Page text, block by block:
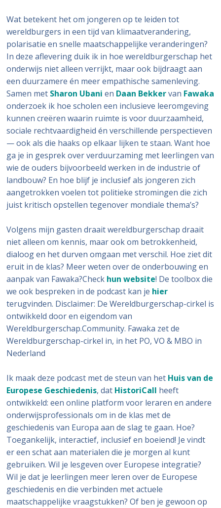
Wat betekent het om jongeren op te leiden tot
wereldburgers in een tijd van klimaatverandering,
polarisatie en snelle maatschappelijke veranderingen?
In deze aflevering duik ik in hoe wereldburgerschap het
onderwijs niet alleen verrijkt, maar ook bijdraagt aan
een duurzamere én meer empathische samenleving.
Samen met Sharon Ubanien Daan Bekkervan Fawaka
onderzoek ik hoe scholen een inclusieve leeromgeving
kunnen creëren waarin ruimte is voor duurzaamheid,
sociale rechtvaardigheid én verschillende perspectieven
— ook als die haaks op elkaar lijken te staan. Want hoe
ga je in gesprek over verduurzaming met leerlingen van
wie de ouders bijvoorbeeld werken in de industrie of
landbouw? En hoe blijf je inclusief als jongeren zich
aangetrokken voelen tot politieke stromingen die zich
juist kritisch opstellen tegenover mondiale thema’s?
Volgens mijn gasten draait wereldburgerschap draait
niet alleen om kennis, maar ook om betrokkenheid,
dialoog en het durven omgaan met verschil. Hoe ziet dit
eruit in de klas? Meer weten over de onderbouwing en
aanpak van Fawaka?Check hun website! De toolbox die
we ook bespreken in de podcast kan je hier
terugvinden. Disclaimer: De Wereldburgerschap-cirkel is
ontwikkeld door en eigendom van
Wereldburgerschap.Community. Fawaka zet de
Wereldburgerschap-cirkel in, in het PO, VO & MBO in
Nederland
Ik maak deze podcast met de steun van het Huis van de
Europese Geschiedenis, dat HistoriCall heeft
ontwikkeld: een online platform voor leraren en andere
onderwijsprofessionals om in de klas met de
geschiedenis van Europa aan de slag te gaan. Hoe?
Toegankelijk, interactief, inclusief en boeiend! Je vindt
er een schat aan materialen die je morgen al kunt
gebruiken. Wil je lesgeven over Europese integratie?
Wil je dat je leerlingen meer leren over de Europese
geschiedenis en die verbinden met actuele
maatschappelijke vraagstukken? Of ben je gewoon op